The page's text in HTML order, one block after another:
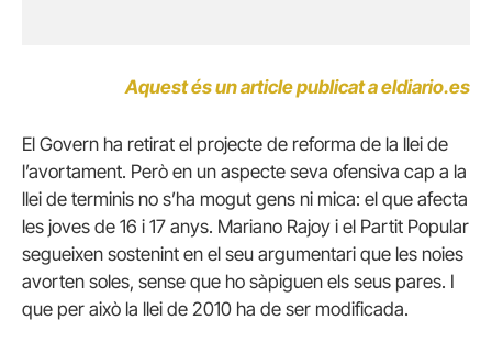
Aquest és un article publicat a eldiario.es
El Govern ha retirat el projecte de reforma de la llei de
l’avortament. Però en un aspecte seva ofensiva cap a la
llei de terminis no s’ha mogut gens ni mica: el que afecta
les joves de 16 i 17 anys. Mariano Rajoy i el Partit Popular
segueixen sostenint en el seu argumentari que les noies
avorten soles, sense que ho sàpiguen els seus pares. I
que per això la llei de 2010 ha de ser modificada.